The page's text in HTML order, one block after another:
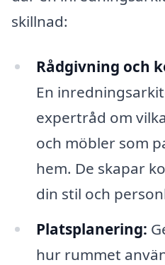
skillnad:
Rådgivning och
En
expertråd om
och möbler som
hem. De skapar
din stil och
Platsplanering:
hur rummet